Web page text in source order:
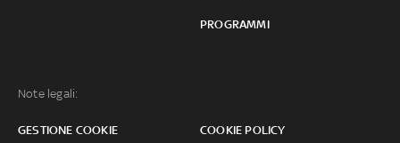
PROGRAMMI
Note legali:
GESTIONE COOKIE COOKIE POLICY